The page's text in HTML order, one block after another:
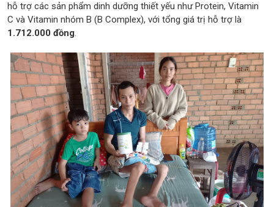
hỗ trợ các sản phẩm dinh dưỡng thiết yếu như Protein, Vitamin
C và Vitamin nhóm B (B Complex), với tổng giá trị hỗ trợ là
1.712.000 đồng.